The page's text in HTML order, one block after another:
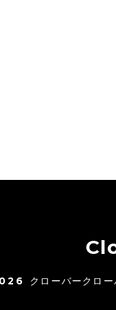
クローバークロー